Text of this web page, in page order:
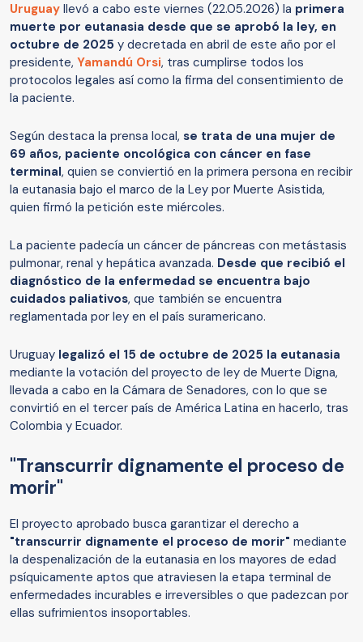
Uruguay llevó a cabo este viernes (22.05.2026) la primera
muerte por eutanasia desde que se aprobó la ley, en
octubre de 2025 y decretada en abril de este año por el
presidente, Yamandú Orsi, tras cumplirse todos los
protocolos legales así como la firma del consentimiento de
la paciente.
Según destaca la prensa local, se trata de una mujer de
69 años, paciente oncológica con cáncer en fase
terminal, quien se conviertió en la primera persona en recibir
la eutanasia bajo el marco de la Ley por Muerte Asistida,
quien firmó la petición este miércoles.
La paciente padecía un cáncer de páncreas con metástasis
pulmonar, renal y hepática avanzada. Desde que recibió el
diagnóstico de la enfermedad se encuentra bajo
cuidados paliativos, que también se encuentra
reglamentada por ley en el país suramericano.
Uruguay legalizó el 15 de octubre de 2025 la eutanasia
mediante la votación del proyecto de ley de Muerte Digna,
llevada a cabo en la Cámara de Senadores, con lo que se
convirtió en el tercer país de América Latina en hacerlo, tras
Colombia y Ecuador.
"Transcurrir dignamente el proceso de
morir"
El proyecto aprobado busca garantizar el derecho a
"transcurrir dignamente el proceso de morir" mediante
la despenalización de la eutanasia en los mayores de edad
psíquicamente aptos que atraviesen la etapa terminal de
enfermedades incurables e irreversibles o que padezcan por
ellas sufrimientos insoportables.